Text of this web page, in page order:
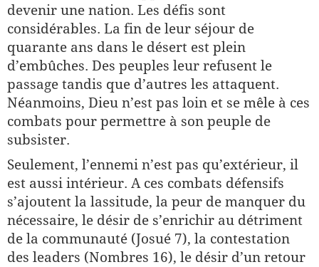
devenir une nation. Les défis sont
considérables. La fin de leur séjour de
quarante ans dans le désert est plein
d’embûches. Des peuples leur refusent le
passage tandis que d’autres les attaquent.
Néanmoins, Dieu n’est pas loin et se mêle à ces
combats pour permettre à son peuple de
subsister.
Seulement, l’ennemi n’est pas qu’extérieur, il
est aussi intérieur. A ces combats défensifs
s’ajoutent la lassitude, la peur de manquer du
nécessaire, le désir de s’enrichir au détriment
de la communauté (Josué 7), la contestation
des leaders (Nombres 16), le désir d’un retour